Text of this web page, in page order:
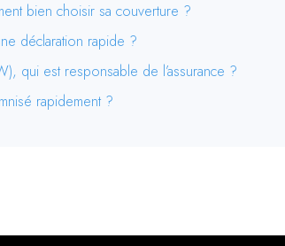
bien choisir sa couverture ?
déclaration rapide ?
qui est responsable de l’assurance ?
rapidement ?